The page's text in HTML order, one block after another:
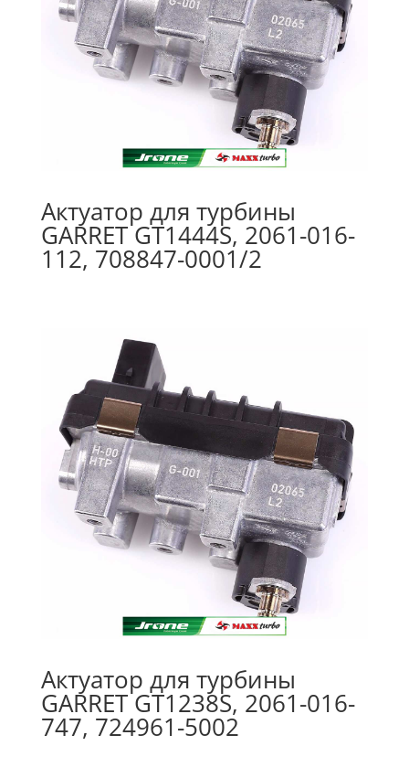
Актуатор для турбины
GARRET GT1444S, 2061-016-
112, 708847-0001/2
Актуатор для турбины
GARRET GT1238S, 2061-016-
747, 724961-5002